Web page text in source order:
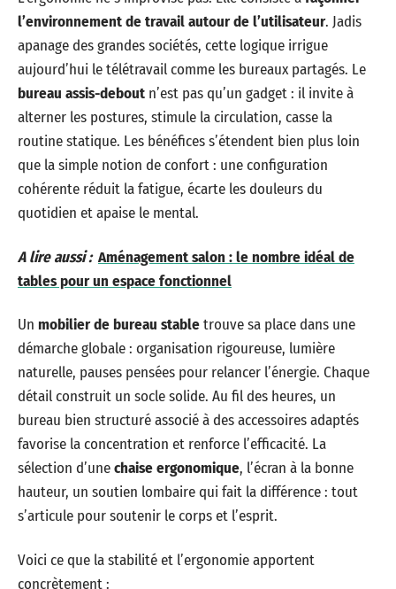
l’environnement de travail autour de l’utilisateur. Jadis
apanage des grandes sociétés, cette logique irrigue
aujourd’hui le télétravail comme les bureaux partagés. Le
bureau assis-debout n’est pas qu’un gadget : il invite à
alterner les postures, stimule la circulation, casse la
routine statique. Les bénéfices s’étendent bien plus loin
que la simple notion de confort : une configuration
cohérente réduit la fatigue, écarte les douleurs du
quotidien et apaise le mental.
A lire aussi : Aménagement salon : le nombre idéal de
tables pour un espace fonctionnel
Un mobilier de bureau stabletrouve sa place dans une
démarche globale : organisation rigoureuse, lumière
naturelle, pauses pensées pour relancer l’énergie. Chaque
détail construit un socle solide. Au fil des heures, un
bureau bien structuré associé à des accessoires adaptés
favorise la concentration et renforce l’efficacité. La
sélection d’unechaise ergonomique, l’écran à la bonne
hauteur, un soutien lombaire qui fait la différence : tout
s’articule pour soutenir le corps et l’esprit.
Voici ce que la stabilité et l’ergonomie apportent
concrètement :